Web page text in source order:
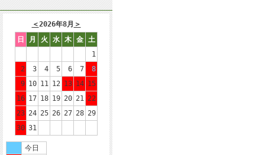
＜2026年8月 ＞
日
月 火 水 木 金
土
1
2
3 4 5 6 7
8
9 10 11 12 13 14 15
16 17 18 19 20 21
22
23 24 25 26 27 28 29
30 31
今日